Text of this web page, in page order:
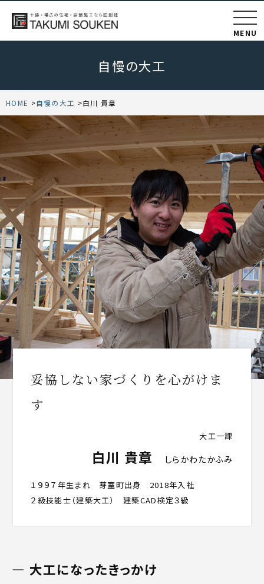
自慢の大工
HOME 自慢の大工 白川 貴章
妥協しない家づくりを心がけま
す
大工一課
白川 貴章 しらかわたかふみ
１９９７年生まれ 芽室町出身 2018年入社
２級技能士（建築大工） 建築CAD検定３級
大工になったきっかけ
MENU